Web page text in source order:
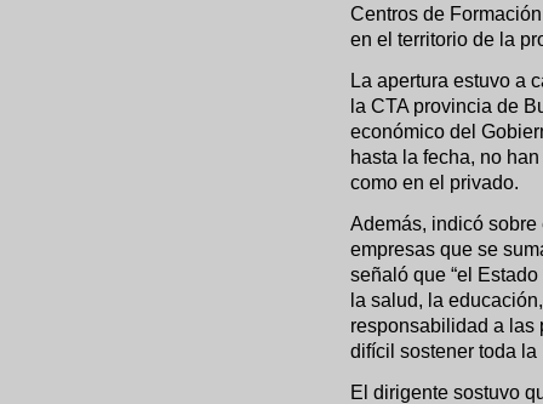
Centros de
en el territorio de la
La apertura estuvo a
la CTA provincia de
económico del
hasta la fecha, no
como en el privado.
Además, indicó sobre
empresas que se
señaló que “el
la salud, la
responsabilidad a las
difícil sostener toda la
El dirigente sostuvo